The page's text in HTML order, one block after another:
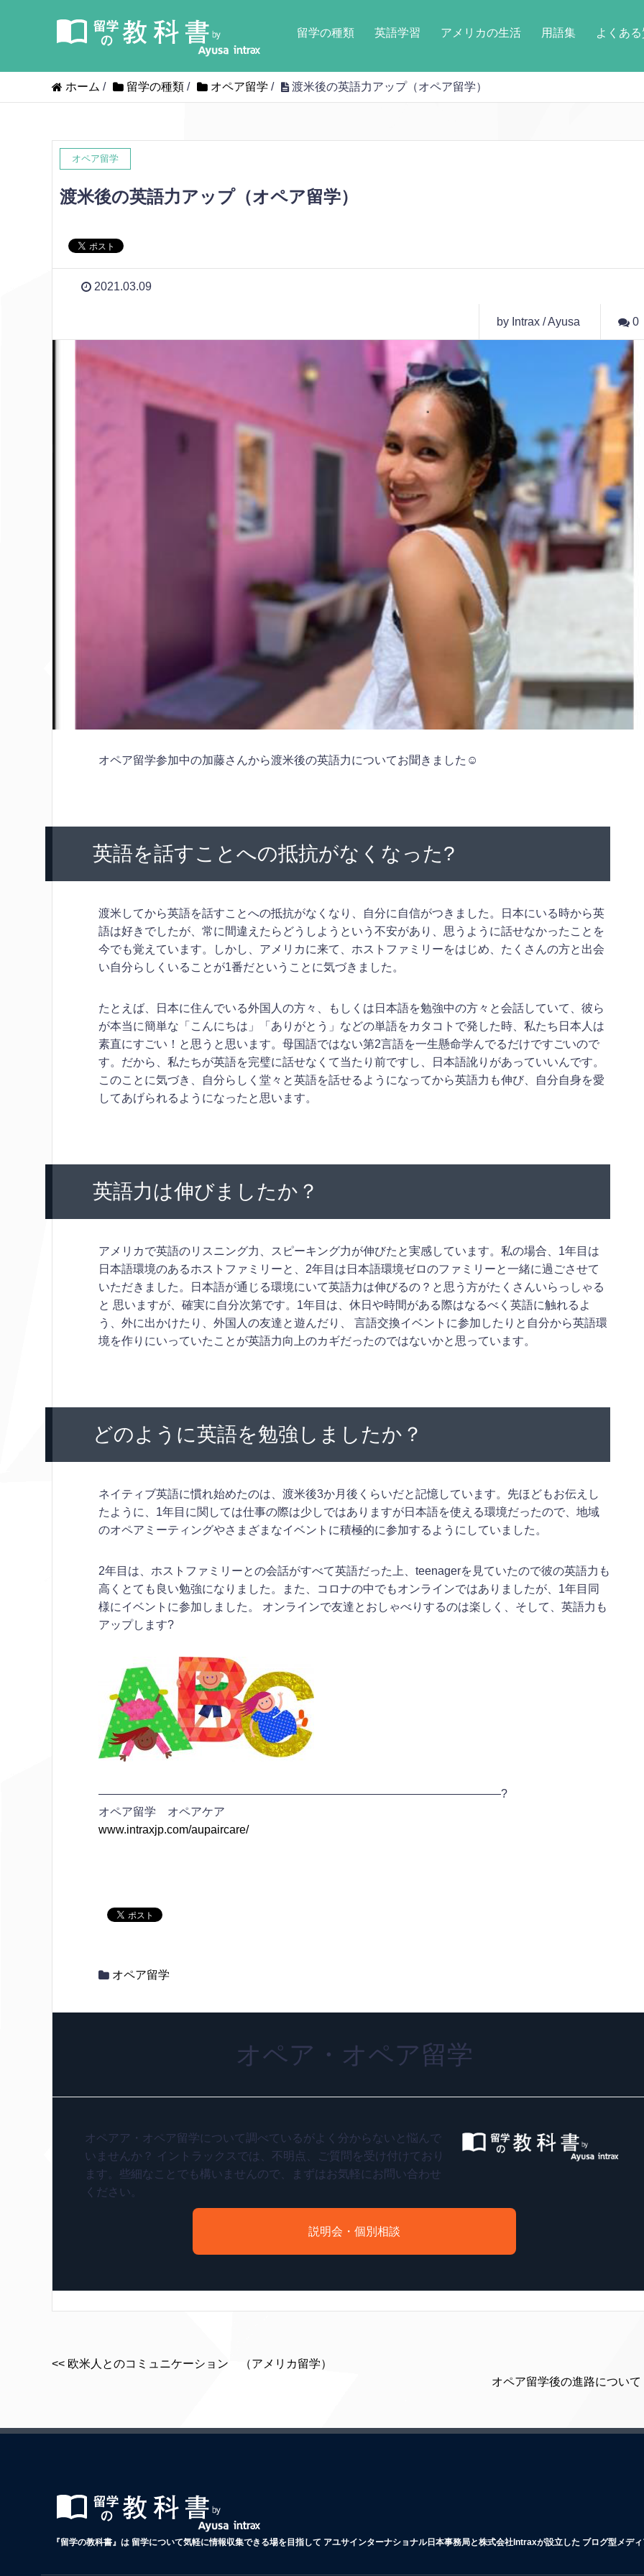
留学の種類 英語学習 アメリカの生活 用語集 よくあ
ホーム / 留学の種類 / オペア留学 / 渡米後の英語力アップ（オペア留学）
オペア留学
渡米後の英語力アップ（オペア留学）
2021.03.09
by Intrax / Ayusa 0
オペア留学参加中の加藤さんから渡米後の英語力についてお聞きました☺
英語を話すことへの抵抗がなくなった?
渡米してから英語を話すことへの抵抗がなくなり、自分に自信がつきました。日本にいる時から英
語は好きでしたが、常に間違えたらどうしようという不安があり、思うように話せなかったことを
今でも覚えています。しかし、アメリカに来て、ホストファミリーをはじめ、たくさんの方と出会
い自分らしくいることが1番だということに気づきました。
たとえば、日本に住んでいる外国人の方々、もしくは日本語を勉強中の方々と会話していて、彼ら
が本当に簡単な「こんにちは」「ありがとう」などの単語をカタコトで発した時、私たち日本人は
素直にすごい！と思うと思います。母国語ではない第2言語を一生懸命学んでるだけですごいので
す。だから、私たちが英語を完璧に話せなくて当たり前ですし、日本語訛りがあっていいんです。
このことに気づき、自分らしく堂々と英語を話せるようになってから英語力も伸び、自分自身を愛
してあげられるようになったと思います。
英語力は伸びましたか？
アメリカで英語のリスニング力、スピーキング力が伸びたと実感しています。私の場合、1年目は
日本語環境のあるホストファミリーと、2年目は日本語環境ゼロのファミリーと一緒に過ごさせて
いただきました。日本語が通じる環境にいて英語力は伸びるの？と思う方がたくさんいらっしゃる
と 思いますが、確実に自分次第です。1年目は、休日や時間がある際はなるべく英語に触れるよ
う、外に出かけたり、外国人の友達と遊んだり、 言語交換イベントに参加したりと自分から英語環
境を作りにいっていたことが英語力向上のカギだったのではないかと思っています。
どのように英語を勉強しましたか？
ネイティブ英語に慣れ始めたのは、渡米後3か月後くらいだと記憶しています。先ほどもお伝えし
たように、1年目に関しては仕事の際は少しではありますが日本語を使える環境だったので、地域
のオペアミーティングやさまざまなイベントに積極的に参加するようにしていました。
2年目は、ホストファミリーとの会話がすべて英語だった上、teenagerを見ていたので彼の英語力も
高くとても良い勉強になりました。また、コロナの中でもオンラインではありましたが、1年目同
様にイベントに参加しました。 オンラインで友達とおしゃべりするのは楽しく、そして、英語力も
アップします?
———————————————————————————————————?
オペア留学 オペアケア
www.intraxjp.com/aupaircare/
オペア留学
オペア・オペア留学
オペアア・オペア留学について調べているがよく分からないと悩んで
いませんか？ イントラックスでは、不明点、ご質問を受け付けており
ます。些細なことでも構いませんので、まずはお気軽にお問い合わせ
ください。
説明会・個別相談
<< 欧米人とのコミュニケーション （アメリカ留学）
オペア留学後の進路について
『留学の教科書』は 留学について気軽に情報収集できる場を目指して アユサインターナショナル日本事務局と株式会社Intraxが設立した ブログ型メデ